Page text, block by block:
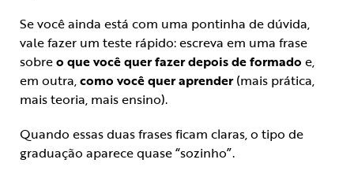
Se você ainda está com uma pontinha de dúvida,
vale fazer um teste rápido: escreva em uma frase
sobreo que você quer fazer depois de formado e,
em outra,como você quer aprender(mais prática,
mais teoria, mais ensino).
Quando essas duas frases ficam claras, o tipo de
graduação aparece quase “sozinho”.